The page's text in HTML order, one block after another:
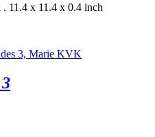
. 11.4 x 11.4 x 0.4 inch